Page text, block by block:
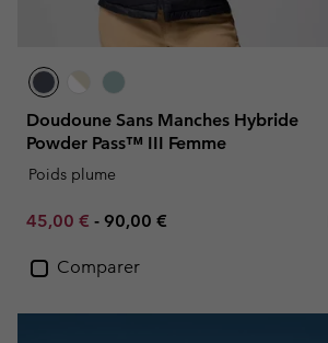
Doudoune Sans Manches Hybride
Powder Pass™ III Femme
Poids plume
Minimum sale price:
45,00 € - Maximum price:
90,00 €
Comparer